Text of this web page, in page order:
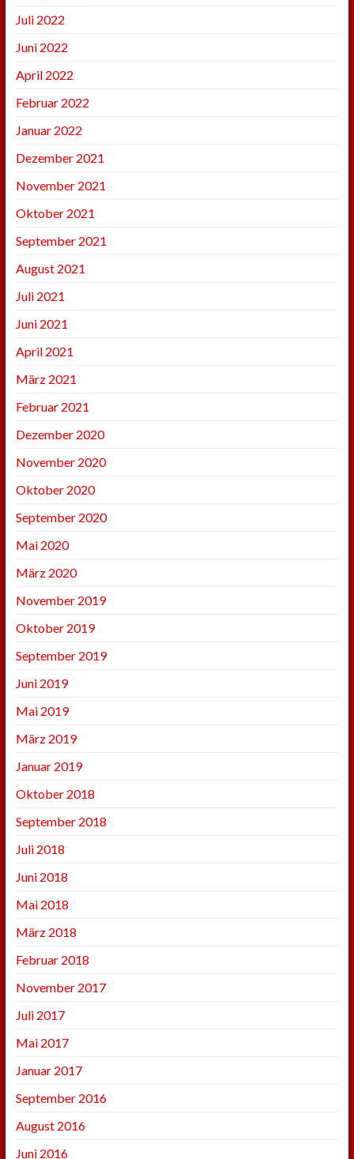
Juli 2022
Juni 2022
April 2022
Februar 2022
Januar 2022
Dezember 2021
November 2021
Oktober 2021
September 2021
August 2021
Juli 2021
Juni 2021
April 2021
März 2021
Februar 2021
Dezember 2020
November 2020
Oktober 2020
September 2020
Mai 2020
März 2020
November 2019
Oktober 2019
September 2019
Juni 2019
Mai 2019
März 2019
Januar 2019
Oktober 2018
September 2018
Juli 2018
Juni 2018
Mai 2018
März 2018
Februar 2018
November 2017
Juli 2017
Mai 2017
Januar 2017
September 2016
August 2016
Juni 2016